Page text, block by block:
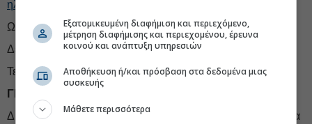
ηλεκτρονικής διεύθυνσης
Ωράριο λειτουργίας Γραφείου Κτηματογράφησης:
Δευτέρα – Τρίτη – Πέμπτη - Παρασκευή: 08:30– 16:30
Τετάρτη: 10:00 – 18:00
ΓΡΑΦΕΙΟ ΚΤΗΜΑΤΟΓΡΑΦΗΣΗΣ ΛΗΜΝΟΥ
Διεύθυνση: Ναυάρχου Κουντουριώτη 8, Τ.Κ. 81400, Μύρινα
Εξατομικευμένη διαφήμιση και περιεχόμενο,
μέτρηση διαφήμισης και περιεχομένου, έρευνα
κοινού και ανάπτυξη υπηρεσιών
Αποθήκευση ή/και πρόσβαση στα δεδομένα μιας
συσκευής
Μάθετε περισσότερα